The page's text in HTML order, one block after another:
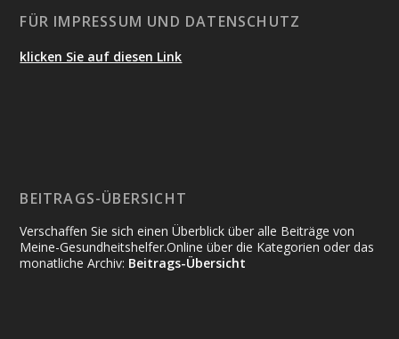
FÜR IMPRESSUM UND DATENSCHUTZ
klicken Sie auf diesen Link
BEITRAGS-ÜBERSICHT
Verschaffen Sie sich einen Überblick über alle Beiträge von
Meine-Gesundheitshelfer.Online über die Kategorien oder das
monatliche Archiv: Beitrags-Übersicht